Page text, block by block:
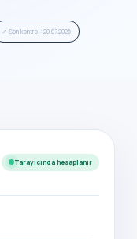
✓ Son kontrol: 20.07.2026
Tarayıcında hesaplanır